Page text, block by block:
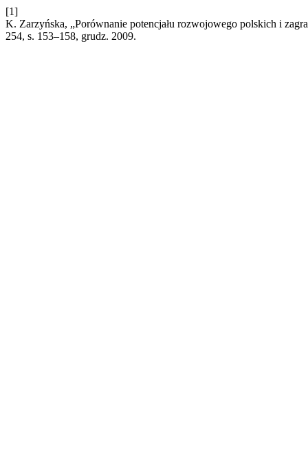
[1]
K. Zarzyńska, „Porównanie potencjału rozwojowego polskich i
254, s. 153–158, grudz. 2009.